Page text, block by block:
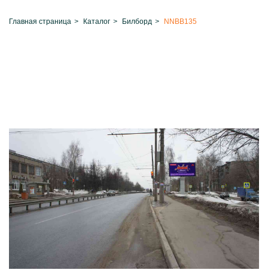
Главная страница > Каталог > Билборд > NNBB135